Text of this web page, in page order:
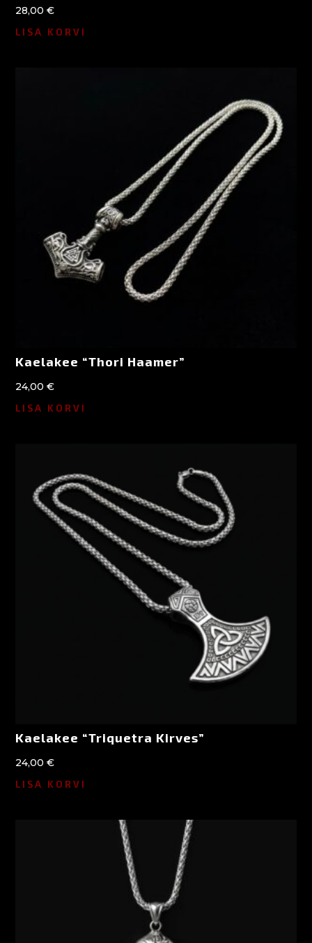
28,00€
LISA KORVI
Kaelakee “Thori Haamer”
24,00€
LISA KORVI
Kaelakee “Triquetra Kirves”
24,00€
LISA KORVI